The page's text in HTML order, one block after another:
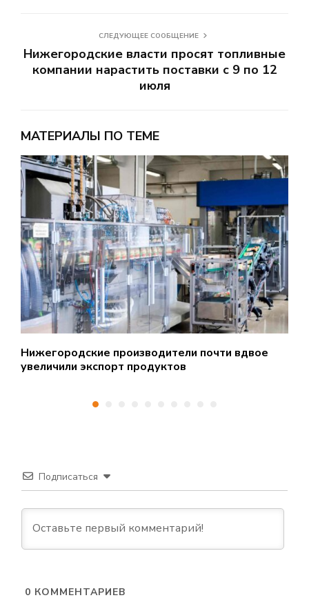
СЛЕДУЮЩЕЕ СООБЩЕНИЕ
Нижегородские власти просят топливные
компании нарастить поставки с 9 по 12
июля
МАТЕРИАЛЫ ПО ТЕМЕ
Нижегородские производители почти вдвое
увеличили экспорт продуктов
Подписаться
0 КОММЕНТАРИЕВ